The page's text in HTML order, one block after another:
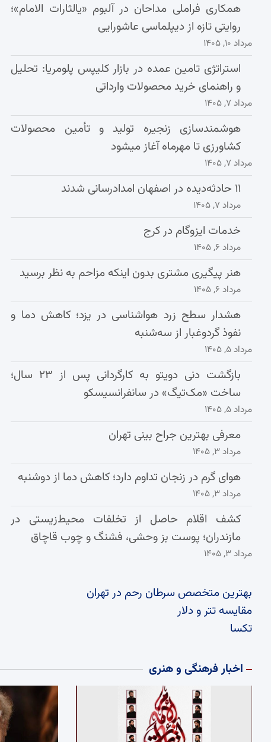
همکاری فراملی مداحان در آلبوم «یالثارات الامام»؛
روایتی تازه از دیپلماسی عاشورایی
مرداد ۱۰, ۱۴۰۵
استراتژی تامین عمده در بازار کلیپس پلومریا: تحلیل
و راهنمای خرید محصولات وارداتی
مرداد ۷, ۱۴۰۵
هوشمندسازی زنجیره تولید و تأمین محصولات
کشاورزی تا مهرماه آغاز میشود
مرداد ۷, ۱۴۰۵
۱۱ حادثه‌دیده در اصفهان امدادرسانی شدند
مرداد ۷, ۱۴۰۵
خدمات ایزوگام در کرج
مرداد ۶, ۱۴۰۵
هنر پیگیری مشتری بدون اینکه مزاحم به نظر برسید
مرداد ۶, ۱۴۰۵
هشدار سطح زرد هواشناسی در یزد؛ کاهش دما و
نفوذ گردوغبار از سه‌شنبه
مرداد ۵, ۱۴۰۵
بازگشت دنی دویتو به کارگردانی پس از ۲۳ سال؛
ساخت «مک‌تیگ» در سانفرانسیسکو
مرداد ۵, ۱۴۰۵
معرفی بهترین جراح بینی تهران
مرداد ۳, ۱۴۰۵
هوای گرم در زنجان تداوم دارد؛ کاهش دما از دوشنبه
مرداد ۳, ۱۴۰۵
کشف اقلام حاصل از تخلفات محیط‌زیستی در
مازندران؛ پوست بز وحشی، فشنگ و چوب قاچاق
مرداد ۳, ۱۴۰۵
بهترین متخصص سرطان رحم در تهران
مقایسه تتر و دلار
تکسا
اخبار فرهنگی و هنری